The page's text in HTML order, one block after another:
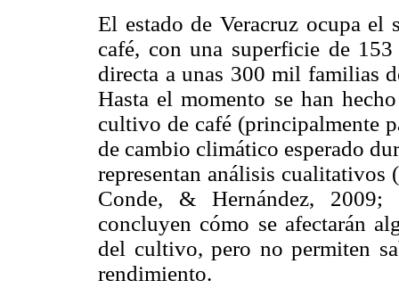
El estado de Veracruz ocupa el
café, con una superficie de
directa a unas 300 mil familias
Hasta el momento se han
cultivo de café (principalmente
de cambio climático esperado
representan análisis
Conde, & Hernández,
concluyen cómo se afectarán
del cultivo, pero no permiten
rendimiento.